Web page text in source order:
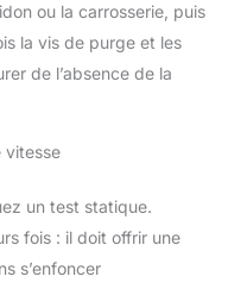
ou la carrosserie, puis
la vis de purge et les
de l’absence de la
vitesse
un test statique.
fois : il doit offrir une
s’enfoncer